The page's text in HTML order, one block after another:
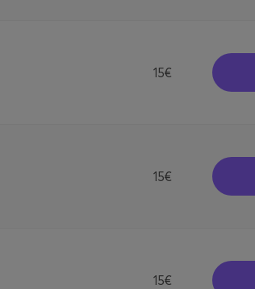
15€
15€
15€